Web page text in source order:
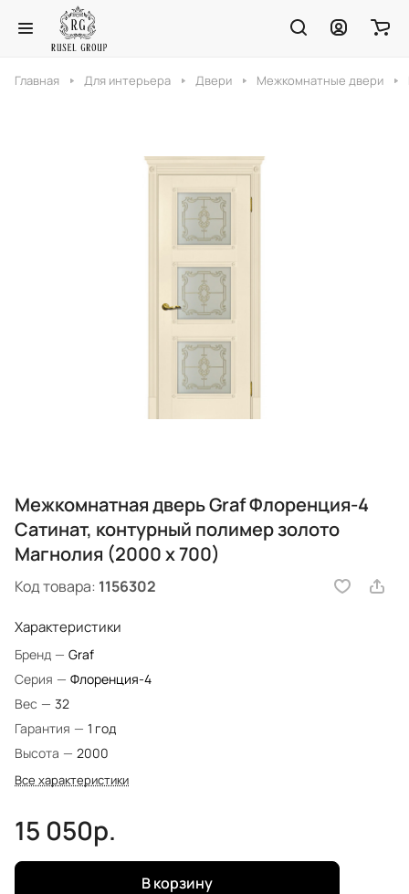
Главная Для интерьера Двери Межкомнатные двери
Межкомнатная дверь Graf Флоренция-4
Сатинат, контурный полимер золото
Магнолия (2000 х 700)
Код товара: 1156302
Характеристики
Бренд — Graf
Серия — Флоренция-4
Вес — 32
Гарантия — 1 год
Высота — 2000
Все характеристики
15 050р.
В корзину